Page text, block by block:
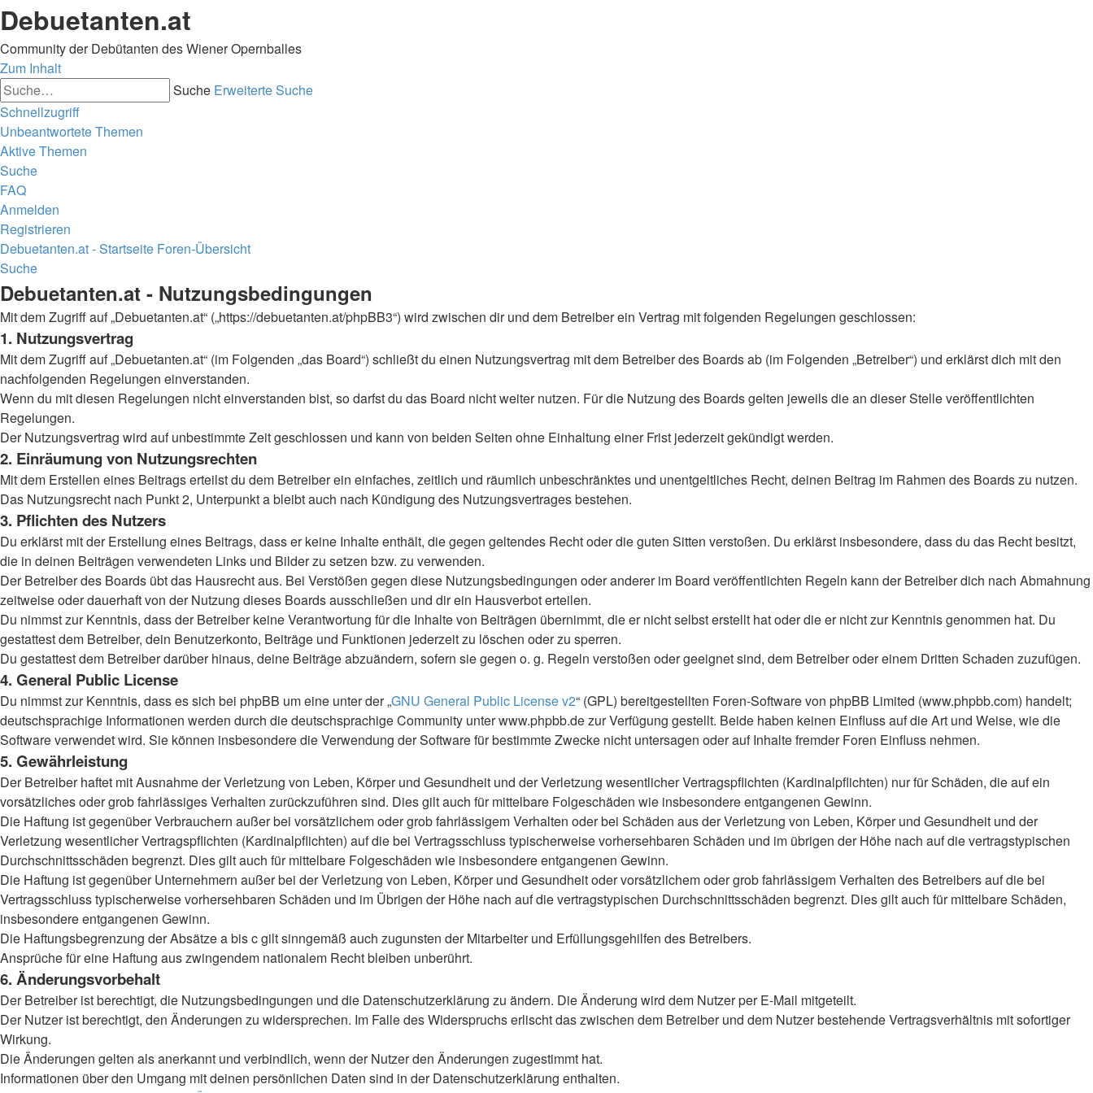
Debuetanten.at
Community der Debütanten des Wiener Opernballes
Zum Inhalt
Suche Erweiterte Suche
Schnellzugriff
Unbeantwortete Themen
Aktive Themen
Suche
FAQ
Anmelden
Registrieren
Debuetanten.at - Startseite Foren-Übersicht
Suche
Debuetanten.at - Nutzungsbedingungen
Mit dem Zugriff auf „Debuetanten.at“ („https://debuetanten.at/phpBB3“) wird zwischen dir und dem Betreiber ein Vertrag mit folgenden Regelungen geschlossen:
1. Nutzungsvertrag
Mit dem Zugriff auf „Debuetanten.at“ (im Folgenden „das Board“) schließt du einen Nutzungsvertrag mit dem Betreiber des Boards ab (im Folgenden „Betreiber“) und erklärst dich mit den
nachfolgenden Regelungen einverstanden.
Wenn du mit diesen Regelungen nicht einverstanden bist, so darfst du das Board nicht weiter nutzen. Für die Nutzung des Boards gelten jeweils die an dieser Stelle veröffentlichten
Regelungen.
Der Nutzungsvertrag wird auf unbestimmte Zeit geschlossen und kann von beiden Seiten ohne Einhaltung einer Frist jederzeit gekündigt werden.
2. Einräumung von Nutzungsrechten
Mit dem Erstellen eines Beitrags erteilst du dem Betreiber ein einfaches, zeitlich und räumlich unbeschränktes und unentgeltliches Recht, deinen Beitrag im Rahmen des Boards zu nutzen.
Das Nutzungsrecht nach Punkt 2, Unterpunkt a bleibt auch nach Kündigung des Nutzungsvertrages bestehen.
3. Pflichten des Nutzers
Du erklärst mit der Erstellung eines Beitrags, dass er keine Inhalte enthält, die gegen geltendes Recht oder die guten Sitten verstoßen. Du erklärst insbesondere, dass du das Recht besitzt,
die in deinen Beiträgen verwendeten Links und Bilder zu setzen bzw. zu verwenden.
Der Betreiber des Boards übt das Hausrecht aus. Bei Verstößen gegen diese Nutzungsbedingungen oder anderer im Board veröffentlichten Regeln kann der Betreiber dich nach Abmahnung
zeitweise oder dauerhaft von der Nutzung dieses Boards ausschließen und dir ein Hausverbot erteilen.
Du nimmst zur Kenntnis, dass der Betreiber keine Verantwortung für die Inhalte von Beiträgen übernimmt, die er nicht selbst erstellt hat oder die er nicht zur Kenntnis genommen hat. Du
gestattest dem Betreiber, dein Benutzerkonto, Beiträge und Funktionen jederzeit zu löschen oder zu sperren.
Du gestattest dem Betreiber darüber hinaus, deine Beiträge abzuändern, sofern sie gegen o. g. Regeln verstoßen oder geeignet sind, dem Betreiber oder einem Dritten Schaden zuzufügen.
4. General Public License
Du nimmst zur Kenntnis, dass es sich bei phpBB um eine unter der „GNU General Public License v2“ (GPL) bereitgestellten Foren-Software von phpBB Limited (www.phpbb.com) handelt;
deutschsprachige Informationen werden durch die deutschsprachige Community unter www.phpbb.de zur Verfügung gestellt. Beide haben keinen Einfluss auf die Art und Weise, wie die
Software verwendet wird. Sie können insbesondere die Verwendung der Software für bestimmte Zwecke nicht untersagen oder auf Inhalte fremder Foren Einfluss nehmen.
5. Gewährleistung
Der Betreiber haftet mit Ausnahme der Verletzung von Leben, Körper und Gesundheit und der Verletzung wesentlicher Vertragspflichten (Kardinalpflichten) nur für Schäden, die auf ein
vorsätzliches oder grob fahrlässiges Verhalten zurückzuführen sind. Dies gilt auch für mittelbare Folgeschäden wie insbesondere entgangenen Gewinn.
Die Haftung ist gegenüber Verbrauchern außer bei vorsätzlichem oder grob fahrlässigem Verhalten oder bei Schäden aus der Verletzung von Leben, Körper und Gesundheit und der
Verletzung wesentlicher Vertragspflichten (Kardinalpflichten) auf die bei Vertragsschluss typischerweise vorhersehbaren Schäden und im übrigen der Höhe nach auf die vertragstypischen
Durchschnittsschäden begrenzt. Dies gilt auch für mittelbare Folgeschäden wie insbesondere entgangenen Gewinn.
Die Haftung ist gegenüber Unternehmern außer bei der Verletzung von Leben, Körper und Gesundheit oder vorsätzlichem oder grob fahrlässigem Verhalten des Betreibers auf die bei
Vertragsschluss typischerweise vorhersehbaren Schäden und im Übrigen der Höhe nach auf die vertragstypischen Durchschnittsschäden begrenzt. Dies gilt auch für mittelbare Schäden,
insbesondere entgangenen Gewinn.
Die Haftungsbegrenzung der Absätze a bis c gilt sinngemäß auch zugunsten der Mitarbeiter und Erfüllungsgehilfen des Betreibers.
Ansprüche für eine Haftung aus zwingendem nationalem Recht bleiben unberührt.
6. Änderungsvorbehalt
Der Betreiber ist berechtigt, die Nutzungsbedingungen und die Datenschutzerklärung zu ändern. Die Änderung wird dem Nutzer per E-Mail mitgeteilt.
Der Nutzer ist berechtigt, den Änderungen zu widersprechen. Im Falle des Widerspruchs erlischt das zwischen dem Betreiber und dem Nutzer bestehende Vertragsverhältnis mit sofortiger
Wirkung.
Die Änderungen gelten als anerkannt und verbindlich, wenn der Nutzer den Änderungen zugestimmt hat.
Informationen über den Umgang mit deinen persönlichen Daten sind in der Datenschutzerklärung enthalten.